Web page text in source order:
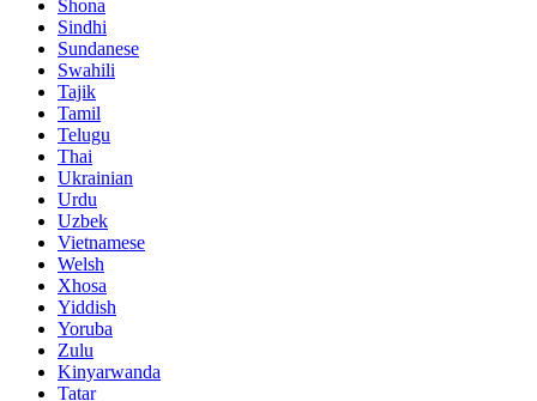
Shona
Sindhi
Sundanese
Swahili
Tajik
Tamil
Telugu
Thai
Ukrainian
Urdu
Uzbek
Vietnamese
Welsh
Xhosa
Yiddish
Yoruba
Zulu
Kinyarwanda
Tatar